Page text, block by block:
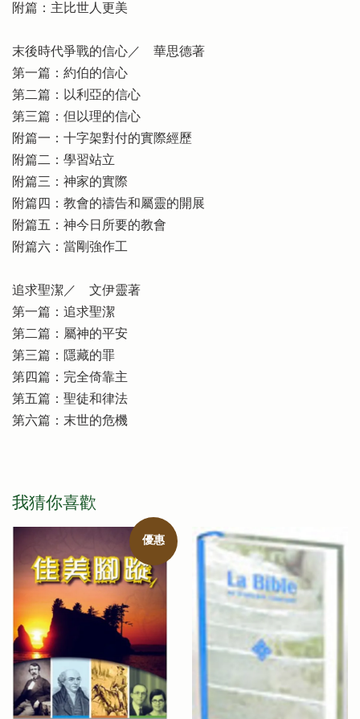
附篇：主比世人更美
末後時代爭戰的信心／ 華思德著
第一篇：約伯的信心
第二篇：以利亞的信心
第三篇：但以理的信心
附篇一：十字架對付的實際經歷
附篇二：學習站立
附篇三：神家的實際
附篇四：教會的禱告和屬靈的開展
附篇五：神今日所要的教會
附篇六：當剛強作工
追求聖潔／ 文伊靈著
第一篇：追求聖潔
第二篇：屬神的平安
第三篇：隱藏的罪
第四篇：完全倚靠主
第五篇：聖徒和律法
第六篇：末世的危機
我猜你喜歡
優惠